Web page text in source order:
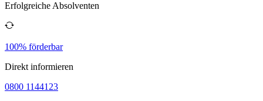
Erfolgreiche Absolventen
100% förderbar
Direkt informieren
0800 1144123